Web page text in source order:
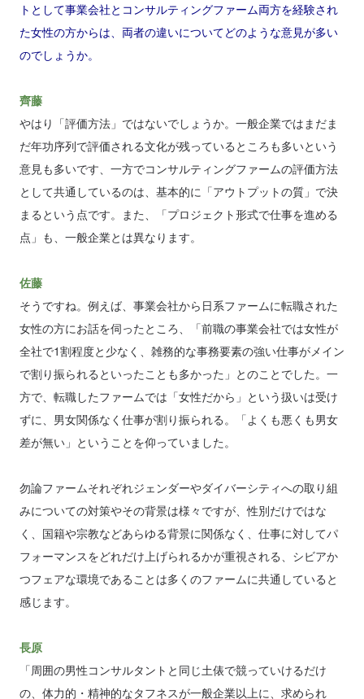
トとして事業会社とコンサルティングファーム両方を経験され
た女性の方からは、両者の違いについてどのような意見が多い
のでしょうか。
齊藤
やはり「評価方法」ではないでしょうか。一般企業ではまだま
だ年功序列で評価される文化が残っているところも多いという
意見も多いです、一方でコンサルティングファームの評価方法
として共通しているのは、基本的に「アウトプットの質」で決
まるという点です。また、「プロジェクト形式で仕事を進める
点」も、一般企業とは異なります。
佐藤
そうですね。例えば、事業会社から日系ファームに転職された
女性の方にお話を伺ったところ、「前職の事業会社では女性が
全社で1割程度と少なく、雑務的な事務要素の強い仕事がメイン
で割り振られるといったことも多かった」とのことでした。一
方で、転職したファームでは「女性だから」という扱いは受け
ずに、男女関係なく仕事が割り振られる。「よくも悪くも男女
差が無い」ということを仰っていました。
勿論ファームそれぞれジェンダーやダイバーシティへの取り組
みについての対策やその背景は様々ですが、性別だけではな
く、国籍や宗教などあらゆる背景に関係なく、仕事に対してパ
フォーマンスをどれだけ上げられるかが重視される、シビアか
つフェアな環境であることは多くのファームに共通していると
感じます。
長原
「周囲の男性コンサルタントと同じ土俵で競っていけるだけ
の、体力的・精神的なタフネスが一般企業以上に、求められ